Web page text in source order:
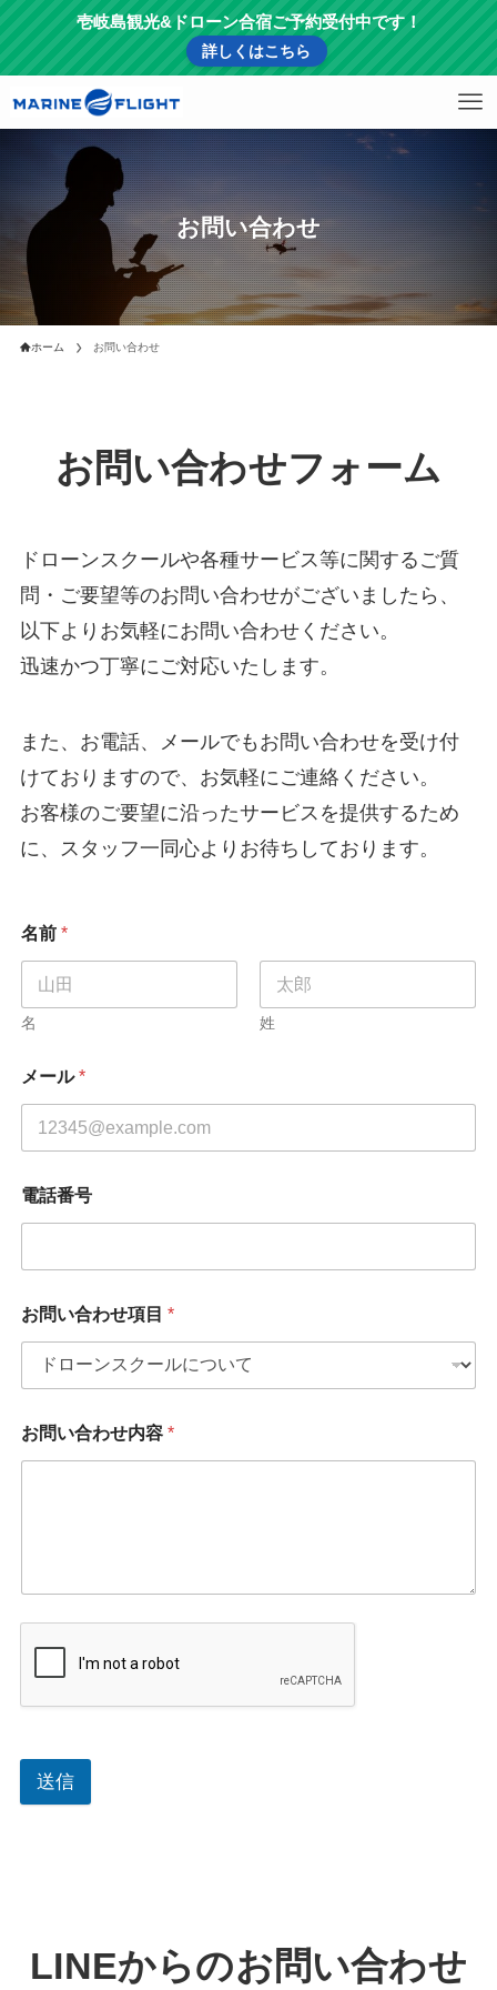
壱岐島観光&ドローン合宿ご予約受付中です！
詳しくはこちら
お問い合わせ
ホーム お問い合わせ
お問い合わせフォーム
ドローンスクールや各種サービス等に関するご質
問・ご要望等のお問い合わせがございましたら、
以下よりお気軽にお問い合わせください。
迅速かつ丁寧にご対応いたします。
また、お電話、メールでもお問い合わせを受け付
けておりますので、お気軽にご連絡ください。
お客様のご要望に沿ったサービスを提供するため
に、スタッフ一同心よりお待ちしております。
名前 *
名 姓
メール*
電話番号
お問い合わせ項目 *
お問い合わせ内容 *
送信
LINEからのお問い合わせ